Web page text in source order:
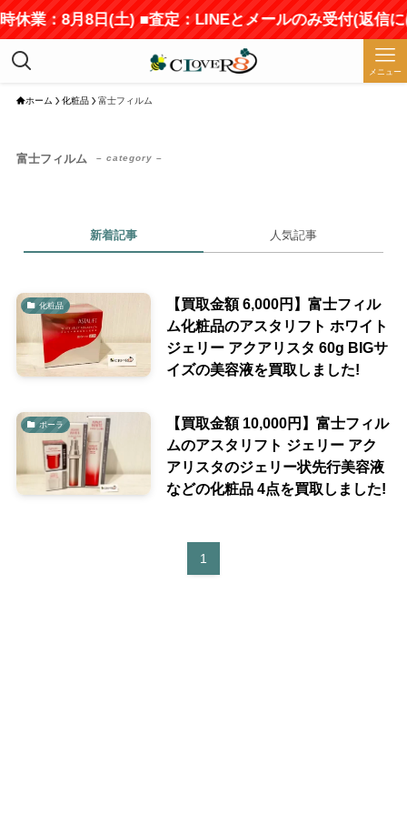
休業：8月8日(土) ■査定：LINEとメールのみ受付(返信
メニュー
ホーム 化粧品 富士フィルム
富士フィルム – category –
新着記事 人気記事
化粧品
【買取金額 6,000円】富士フィル
ム化粧品のアスタリフト ホワイト
ジェリー アクアリスタ 60g BIGサ
イズの美容液を買取しました!
ポーラ
【買取金額 10,000円】富士フィル
ムのアスタリフト ジェリー アク
アリスタのジェリー状先行美容液
などの化粧品 4点を買取しました!
1